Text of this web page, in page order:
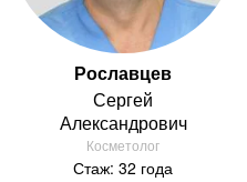
Рославцев
Сергей
Александрович
Косметолог
Стаж: 32 года